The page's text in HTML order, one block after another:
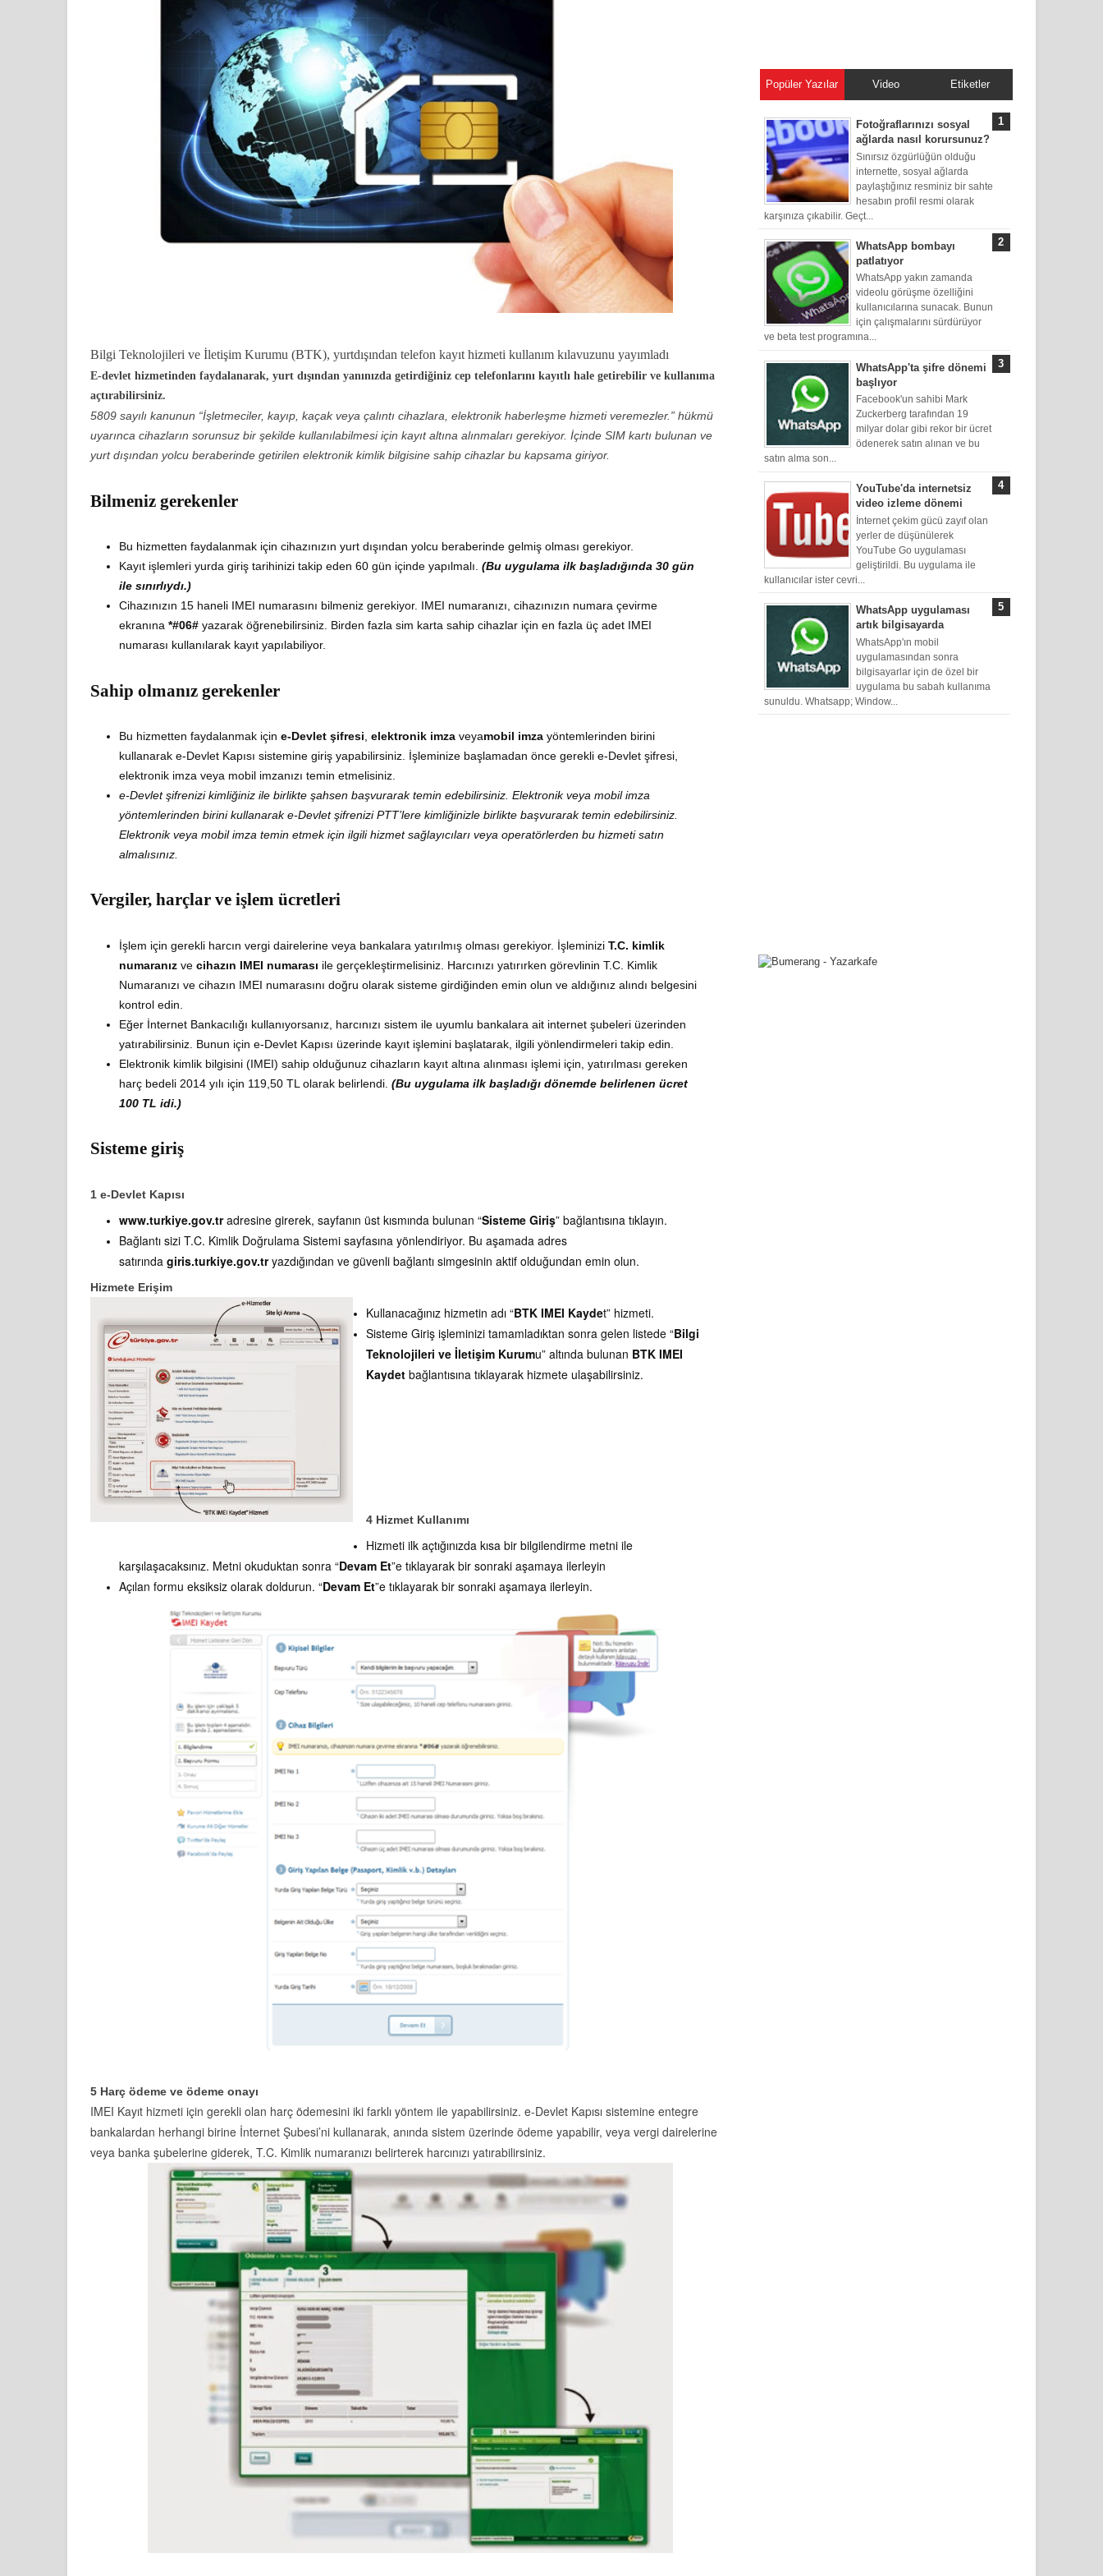
Account Kit Sistemi Geliyor
WhatsApp'ta yeni bir tehlike
Twitter'da yeni bir güncelleme
Google Chrome şifreleri nerede saklıyor?
Görme Engellilere Özel E - Kitap
WhatsApp artık ücretsiz
Google Play ‘in zararlı görüp sildiği uygulamalar hangileri?
Bilgi Teknolojileri ve İletişim Kurumu (BTK), yurtdışından telefon kayıt hizmeti kullanım kılavuzunu yayımladı
E-devlet hizmetinden faydalanarak, yurt dışından yanınızda getirdiğiniz cep telefonlarını kayıtlı hale getirebilir ve kullanıma
açtırabilirsiniz.
5809 sayılı kanunun “İşletmeciler, kayıp, kaçak veya çalıntı cihazlara, elektronik haberleşme hizmeti veremezler.” hükmü
uyarınca cihazların sorunsuz bir şekilde kullanılabilmesi için kayıt altına alınmaları gerekiyor. İçinde SIM kartı bulunan ve
yurt dışından yolcu beraberinde getirilen elektronik kimlik bilgisine sahip cihazlar bu kapsama giriyor.
Bilmeniz gerekenler
Bu hizmetten faydalanmak için cihazınızın yurt dışından yolcu beraberinde gelmiş olması gerekiyor.
Kayıt işlemleri yurda giriş tarihinizi takip eden 60 gün içinde yapılmalı. (Bu uygulama ilk başladığında 30 gün
ile sınırlıydı.)
Cihazınızın 15 haneli IMEI numarasını bilmeniz gerekiyor. IMEI numaranızı, cihazınızın numara çevirme
ekranına *#06# yazarak öğrenebilirsiniz. Birden fazla sim karta sahip cihazlar için en fazla üç adet IMEI
numarası kullanılarak kayıt yapılabiliyor.
Sahip olmanız gerekenler
Bu hizmetten faydalanmak için e-Devlet şifresi elektronik imza veyamobil imza yöntemlerinden birini
kullanarak e-Devlet Kapısı sistemine giriş yapabilirsiniz. İşleminize başlamadan önce gerekli e-Devlet şifresi,
elektronik imza veya mobil imzanızı temin etmelisiniz.
e-Devlet şifrenizi kimliğiniz ile birlikte şahsen başvurarak temin edebilirsiniz. Elektronik veya mobil imza
yöntemlerinden birini kullanarak e-Devlet şifrenizi PTT’lere kimliğinizle birlikte başvurarak temin edebilirsiniz.
Elektronik veya mobil imza temin etmek için ilgili hizmet sağlayıcıları veya operatörlerden bu hizmeti satın
almalısınız.
Vergiler, harçlar ve işlem ücretleri
İşlem için gerekli harcın vergi dairelerine veya bankalara yatırılmış olması gerekiyor. İşleminizi T.C. kimlik
numaranız ve cihazın IMEI numarası ile gerçekleştirmelisiniz. Harcınızı yatırırken görevlinin T.C. Kimlik
Numaranızı ve cihazın IMEI numarasını doğru olarak sisteme girdiğinden emin olun ve aldığınız alındı belgesini
kontrol edin.
Eğer İnternet Bankacılığı kullanıyorsanız, harcınızı sistem ile uyumlu bankalara ait internet şubeleri üzerinden
yatırabilirsiniz. Bunun için e-Devlet Kapısı üzerinde kayıt işlemini başlatarak, ilgili yönlendirmeleri takip edin.
Elektronik kimlik bilgisini (IMEI) sahip olduğunuz cihazların kayıt altına alınması işlemi için, yatırılması gereken
harç bedeli 2014 yılı için 119,50 TL olarak belirlendi. (Bu uygulama ilk başladığı dönemde belirlenen ücret
100 TL idi.)
Sisteme giriş
1 e-Devlet Kapısı
www.turkiye.gov.tradresine girerek, sayfanın üst kısmında bulunan “Sisteme Giriş” bağlantısına tıklayın.
Bağlantı sizi T.C. Kimlik Doğrulama Sistemi sayfasına yönlendiriyor. Bu aşamada adres
satırında giris.turkiye.gov.tryazdığından ve güvenli bağlantı simgesinin aktif olduğundan emin olun.
Hizmete Erişim
Kullanacağınız hizmetin adı “BTK IMEI Kaydet” hizmeti.
Sisteme Giriş işleminizi tamamladıktan sonra gelen listede “Bilgi
Teknolojileri ve İletişim Kurumu” altında bulunan BTK IMEI
Kaydet bağlantısına tıklayarak hizmete ulaşabilirsiniz.
4 Hizmet Kullanımı
Hizmeti ilk açtığınızda kısa bir bilgilendirme metni ile
karşılaşacaksınız. Metni okuduktan sonra “Devam Et”e tıklayarak bir sonraki aşamaya ilerleyin
Açılan formu eksiksiz olarak doldurun. “Devam Et”e tıklayarak bir sonraki aşamaya ilerleyin.
5 Harç ödeme ve ödeme onayı
IMEI Kayıt hizmeti için gerekli olan harç ödemesini iki farklı yöntem ile yapabilirsiniz. e-Devlet Kapısı sistemine entegre
bankalardan herhangi birine İnternet Şubesi’ni kullanarak, anında sistem üzerinde ödeme yapabilir, veya vergi dairelerine
veya banka şubelerine giderek, T.C. Kimlik numaranızı belirterek harcınızı yatırabilirsiniz.
Popüler Yazılar Video Etiketler
Fotoğraflarınızı sosyal
ağlarda nasıl korursunuz?
Sınırsız özgürlüğün olduğu
internette, sosyal ağlarda
paylaştığınız resminiz bir sahte
hesabın profil resmi olarak
karşınıza çıkabilir. Geçt...
WhatsApp bombayı
patlatıyor
WhatsApp yakın zamanda
videolu görüşme özelliğini
kullanıcılarına sunacak. Bunun
için çalışmalarını sürdürüyor
ve beta test programına...
WhatsApp'ta şifre dönemi
başlıyor
Facebook'un sahibi Mark
Zuckerberg tarafından 19
milyar dolar gibi rekor bir ücret
ödenerek satın alınan ve bu
satın alma son...
YouTube'da internetsiz
video izleme dönemi
İnternet çekim gücü zayıf olan
yerler de düşünülerek
YouTube Go uygulaması
geliştirildi. Bu uygulama ile
kullanıcılar ister cevri...
WhatsApp uygulaması
artık bilgisayarda
WhatsApp'ın mobil
uygulamasından sonra
bilgisayarlar için de özel bir
uygulama bu sabah kullanıma
sunuldu. Whatsapp; Window...